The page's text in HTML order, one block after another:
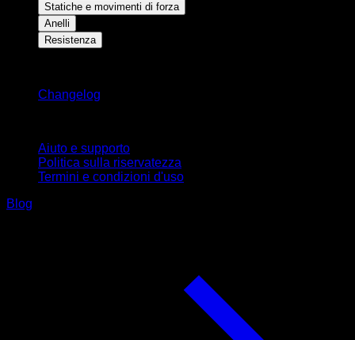
Statiche e movimenti di forza
Anelli
Resistenza
Changelog
Aiuto e supporto
Politica sulla riservatezza
Termini e condizioni d'uso
Blog